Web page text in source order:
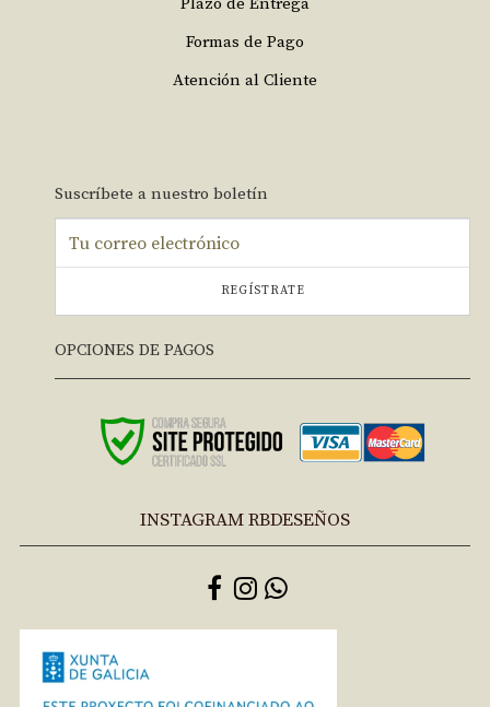
Formas de Pago
Atención al Cliente
Suscríbete a nuestro boletín
REGÍSTRATE
OPCIONES DE PAGOS
INSTAGRAM RBDESEÑOS